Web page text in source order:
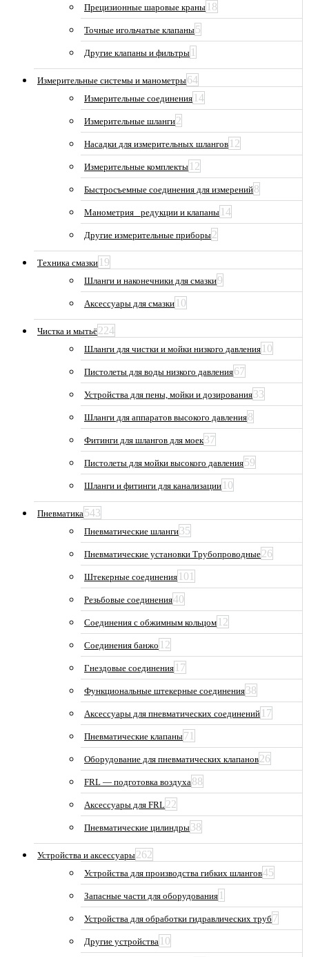
Прецизионные шаровые краны 18
Точные игольчатые клапаны5
Другие клапаны и фильтры 1
Измерительные системы и манометры64
Измерительные соединения 14
Измерительные шланги2
Насадки для измерительных шлангов 12
Измерительные комплекты 12
Быстросъемные соединения для измерений8
Манометрия_ редукции и клапаны 14
Другие измерительные приборы2
Техника смазки 19
Шланги и наконечники для смазки9
Аксессуары для смазки 10
Чистка и мытьё224
Шланги для чистки и мойки низкого давления 10
Пистолеты для воды низкого давления67
Устройства для пены, мойки и дозирования33
Шланги для аппаратов высокого давления8
Фитинги для шлангов для моек37
Пистолеты для мойки высокого давления59
Шланги и фитинги для канализации 10
Пневматика543
Пневматические шланги35
Пневматические установки Трубопроводные26
Штекерные соединения 101
Резьбовые соединения40
Соединения с обжимным кольцом 12
Соединения банжо 12
Гнездовые соединения 17
Функциональные штекерные соединения38
Аксессуары для пневматических соединений 17
Пневматические клапаны71
Оборудование для пневматических клапанов26
FRL — подготовка воздуха88
Аксессуары для FRL22
Пневматические цилиндры38
Устройства и аксессуары262
Устройства для производства гибких шлангов45
Запасные части для оборудования 1
Устройства для обработки гидравлических труб 7
Другие устройства 10